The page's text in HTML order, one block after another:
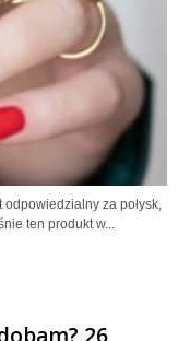
za połysk,
ten produkt w...